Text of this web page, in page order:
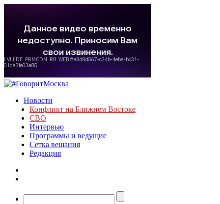
Новости
Конфликт на Ближнем Востоке
СВО
Интервью
Программы и ведущие
Сетка вещания
Редакция